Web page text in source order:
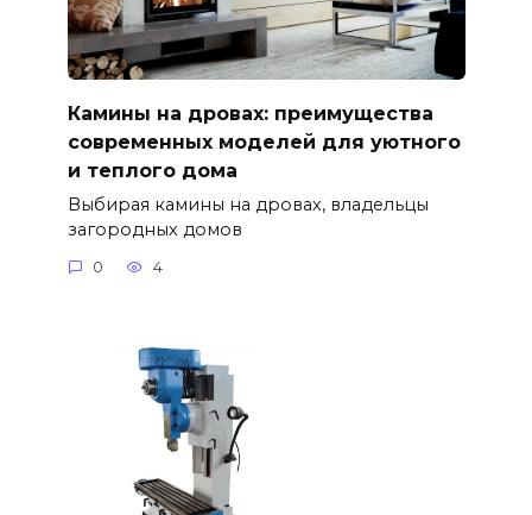
Камины на дровах: преимущества
современных моделей для уютного
и теплого дома
Выбирая камины на дровах, владельцы
загородных домов
0 4